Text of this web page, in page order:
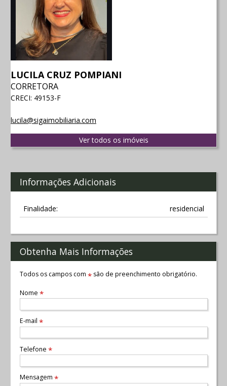
LUCILA CRUZ POMPIANI
CORRETORA
CRECI: 49153-F
lucila@sigaimobiliaria.com
Ver todos os imóveis
Informações Adicionais
Finalidade: residencial
Obtenha Mais Informações
Todos os campos com *são de preenchimento obrigatório.
Nome *
E-mail *
Telefone *
Mensagem *